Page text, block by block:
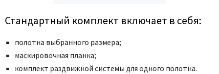
Стандартный комплект включает в себя:
полотна выбранного размера;
маскировочная планка;
комплект раздвижной системы для одного полотна.